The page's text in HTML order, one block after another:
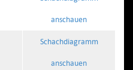
anschauen
Schachdiagramm
anschauen